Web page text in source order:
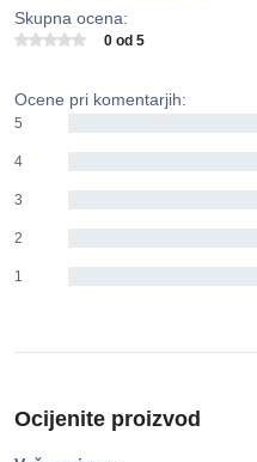
Skupna ocena:
0 od 5
Ocene pri komentarjih:
5
4
3
2
1
Ocijenite proizvod